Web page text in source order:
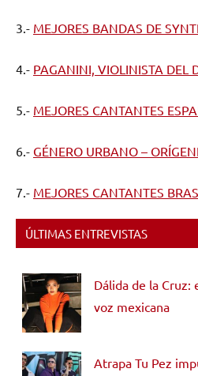
3.- MEJORES BANDAS DE
4.- PAGANINI, VIOLINISTA DEL
5.- MEJORES CANTANTES
6.- GÉNERO URBANO –
7.- MEJORES CANTANTES
ÚLTIMAS ENTREVISTAS
Dálida de la Cruz:
voz mexicana
Atrapa Tu Pez